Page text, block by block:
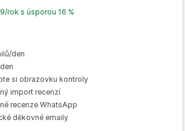
rok s úsporou 16 %
den
si obrazovku kontroly
import recenzí
recenze WhatsApp
děkovné emaily